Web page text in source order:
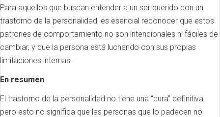
Para aquellos que buscan entender a un ser querido con un
trastorno de la personalidad, es esencial reconocer que estos
patrones de comportamiento no son intencionales ni fáciles de
cambiar, y que la persona está luchando con sus propias
limitaciones internas.
En resumen
El trastorno de la personalidad no tiene una “cura” definitiva,
pero esto no significa que las personas que lo padecen no